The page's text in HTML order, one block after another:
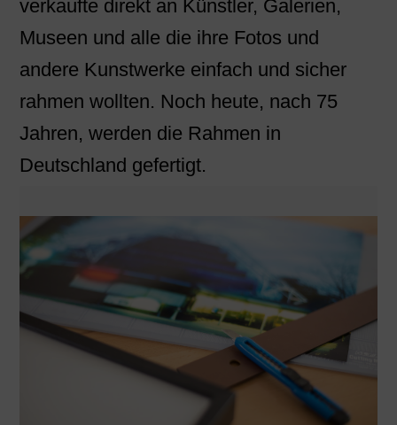
verkaufte direkt an Künstler, Galerien,
Museen und alle die ihre Fotos und
andere Kunstwerke einfach und sicher
rahmen wollten. Noch heute, nach 75
Jahren, werden die Rahmen in
Deutschland gefertigt.